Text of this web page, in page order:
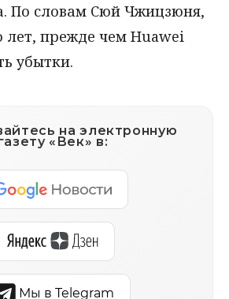
По словам Сюй Чжицзюня,
лет, прежде чем Huawei
убытки.
на электронную
«Век» в:
Мы в Telegram